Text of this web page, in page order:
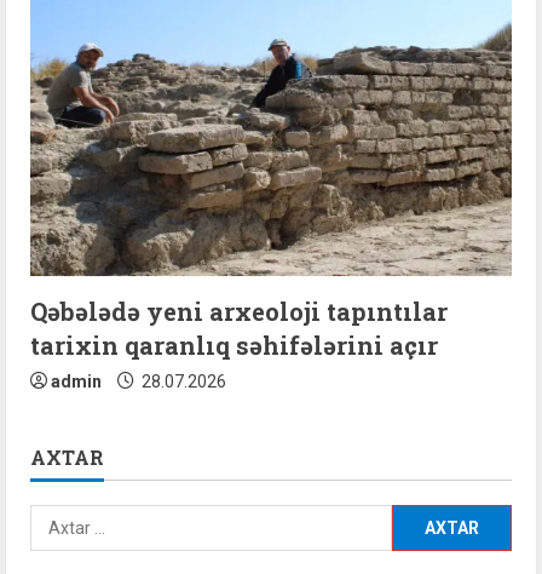
Qəbələdə yeni arxeoloji tapıntılar
tarixin qaranlıq səhifələrini açır
admin 28.07.2026
AXTAR
Axtarış: